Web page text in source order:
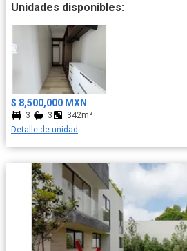
Unidades disponibles:
$ 8,500,000 MXN
3 3
342m²
Detalle de unidad